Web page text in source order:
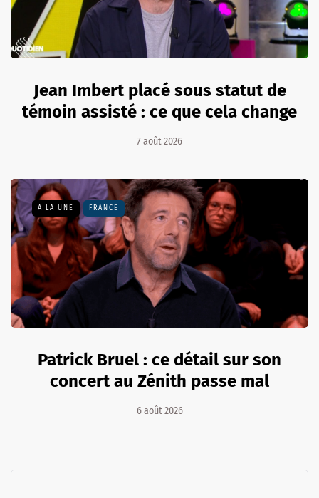
Jean Imbert placé sous statut de
témoin assisté : ce que cela change
7 août 2026
A LA UNE FRANCE
Patrick Bruel : ce détail sur son
concert au Zénith passe mal
6 août 2026